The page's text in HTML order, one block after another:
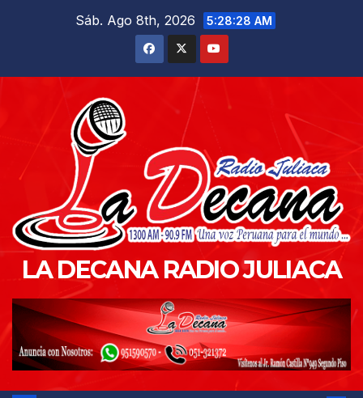
Sáb. Ago 8th, 2026 5:28:30 AM
LA DECANA RADIO JULIACA